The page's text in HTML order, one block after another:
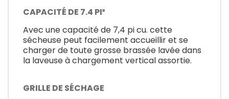
CAPACITÉ DE 7.4 PI³
Avec une capacité de 7,4 pi cu. cette
sécheuse peut facilement accueillir et se
charger de toute grosse brassée lavée dans
la laveuse à chargement vertical assortie.
GRILLE DE SÉCHAGE